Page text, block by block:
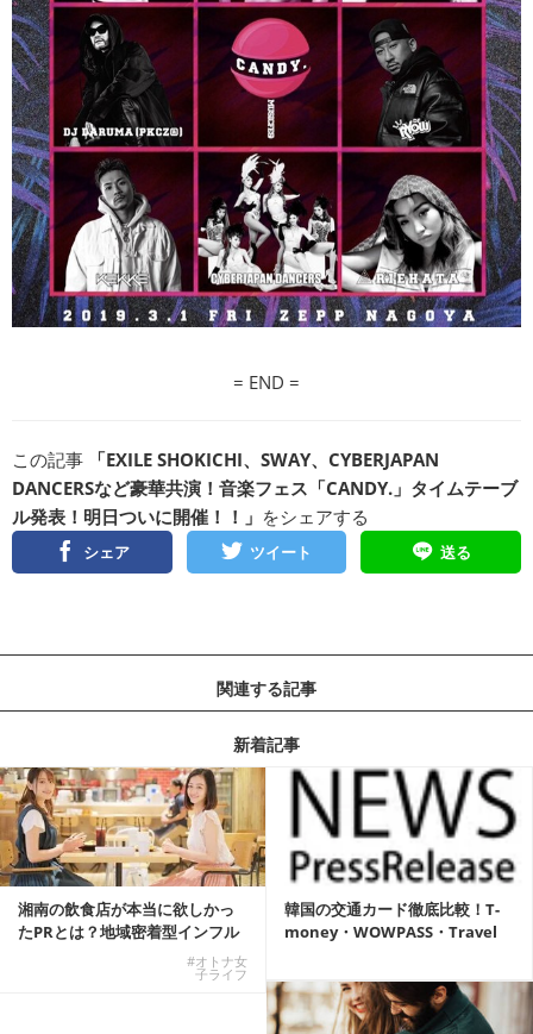
= END =
この記事
「EXILE SHOKICHI、SWAY、CYBERJAPAN
DANCERSなど豪華共演！音楽フェス「CANDY.」タイムテーブ
ル発表！明日ついに開催！！」 をシェアする
シェア ツイート 送る
関連する記事
新着記事
湘南の飲食店が本当に欲しかっ
たPRとは？地域密着型インフル
#オトナ女
子ライフ
韓国の交通カード徹底比較！T-
money・WOWPASS・Travel